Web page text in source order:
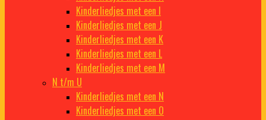
Kinderliedjes met een I
Kinderliedjes met een J
Kinderliedjes met een K
Kinderliedjes met een L
Kinderliedjes met een M
N t/m U
Kinderliedjes met een N
Kinderliedjes met een O